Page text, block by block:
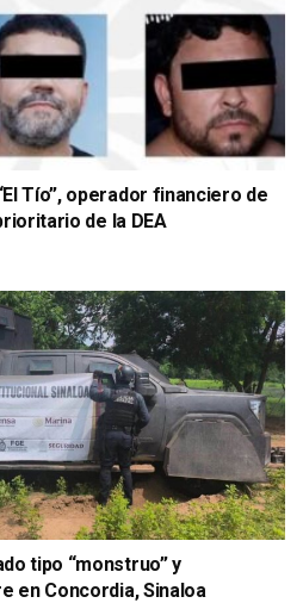
Tío”, operador financiero de
de la DEA
tipo “monstruo” y
en Concordia, Sinaloa